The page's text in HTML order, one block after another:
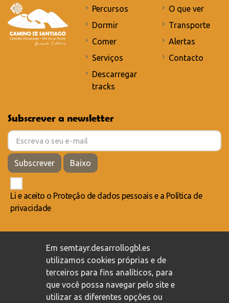
Percursos
Dormir
Comer
Serviços
Descarregar
tracks
O que ver
Transporte
Alertas
Contacto
Subscrever a newsletter
Subscrever Baixo
Li e aceito o Proteção de dados pessoais e a Política de
privacidade
Política de privacidade
/ Política de cookies
Em semtayr.desarrollogbl.es
utilizamos cookies próprias e de
terceiros para fins analíticos, para
que você possa navegar pelo site e
utilizar as diferentes opções ou